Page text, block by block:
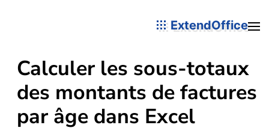
ExtendOffice
Calculer les sous-totaux
des montants de factures
par âge dans Excel